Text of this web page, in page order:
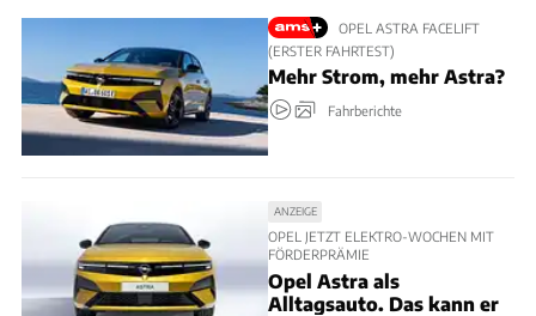
OPEL ASTRA FACELIFT
(ERSTER FAHRTEST)
Mehr Strom, mehr Astra?
Fahrberichte
ANZEIGE
OPEL JETZT ELEKTRO-WOCHEN MIT
FÖRDERPRÄMIE
Opel Astra als
Alltagsauto. Das kann er